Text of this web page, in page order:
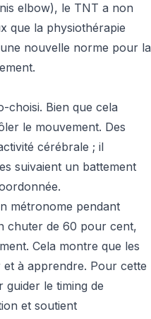
elbow), le TNT a non
que la physiothérapie
nouvelle norme pour la
choisi. Bien que cela
le mouvement. Des
cérébrale ; il
suivaient un battement
métronome pendant
chuter de 60 pour cent,
Cela montre que les
à apprendre. Pour cette
le timing de
et soutient